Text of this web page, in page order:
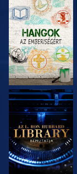
A SOROZAT
RÉSZEI
A SOROZAT
RÉSZEI